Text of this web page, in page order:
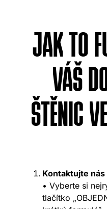
JAK TO
VÁŠ
ŠTĚNIC
Kontaktujte nás
• Vyberte si
tlačítko